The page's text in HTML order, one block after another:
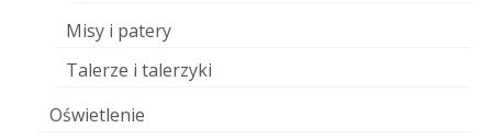
Misy i patery
Talerze i talerzyki
Oświetlenie